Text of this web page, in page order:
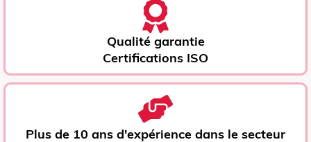
Qualité garantie
Certifications ISO
Plus de 10 ans d'expérience dans le secteur